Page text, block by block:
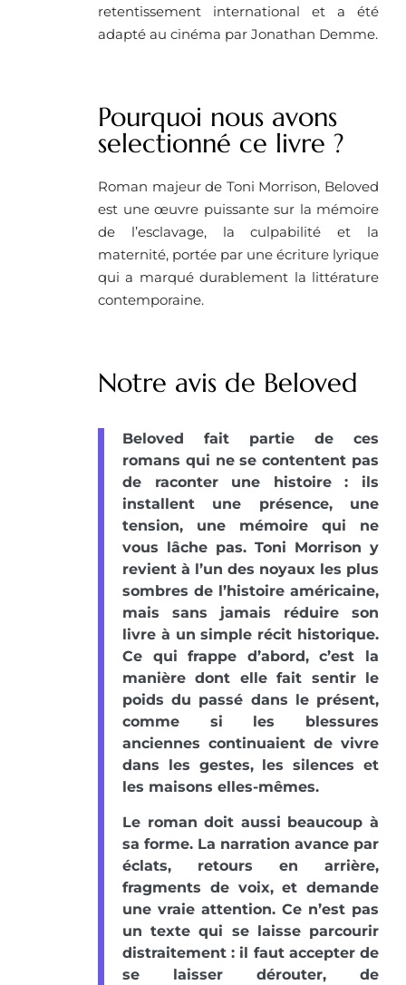
retentissement international et a été
adapté au cinéma par Jonathan Demme.
Pourquoi nous avons
selectionné ce livre ? ​
Roman majeur de Toni Morrison, Beloved
est une œuvre puissante sur la mémoire
de l’esclavage, la culpabilité et la
maternité, portée par une écriture lyrique
qui a marqué durablement la littérature
contemporaine.
Notre avis de Beloved
Beloved fait partie de ces
romans qui ne se contentent pas
de raconter une histoire : ils
installent une présence, une
tension, une mémoire qui ne
vous lâche pas. Toni Morrison y
revient à l’un des noyaux les plus
sombres de l’histoire américaine,
mais sans jamais réduire son
livre à un simple récit historique.
Ce qui frappe d’abord, c’est la
manière dont elle fait sentir le
poids du passé dans le présent,
comme si les blessures
anciennes continuaient de vivre
dans les gestes, les silences et
les maisons elles-mêmes.
Le roman doit aussi beaucoup à
sa forme. La narration avance par
éclats, retours en arrière,
fragments de voix, et demande
une vraie attention. Ce n’est pas
un texte qui se laisse parcourir
distraitement : il faut accepter de
se laisser dérouter, de